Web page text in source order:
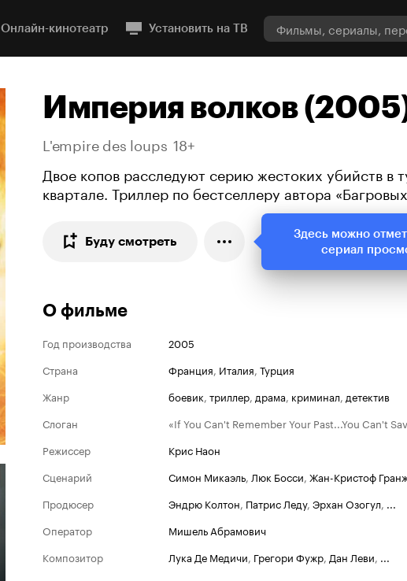
Онлайн-кинотеатр Установить на ТВ
Империя волков
L'empire des loups 18+
Двое копов расследуют серию жестоких убийств в
квартале. Триллер по бестселлеру автора
Буду смотреть
О фильме
Год производства
2005
Страна
Франция, Италия, Турция
Жанр
боевик, триллер, драма, криминал, детектив
Слоган
«If You Can't Remember Your Past...You Can't
Режиссер
Крис Наон
Сценарий
Симон Микаэль, Люк Босси, Жан-Кристоф
Продюсер
Эндрю Колтон, Патрис Леду, Эрхан Озогул, ...
Оператор
Мишель Абрамович
Композитор
Лука Де Медичи, Грегори Фужр, Дан Леви, ...
Здесь можно
сериал